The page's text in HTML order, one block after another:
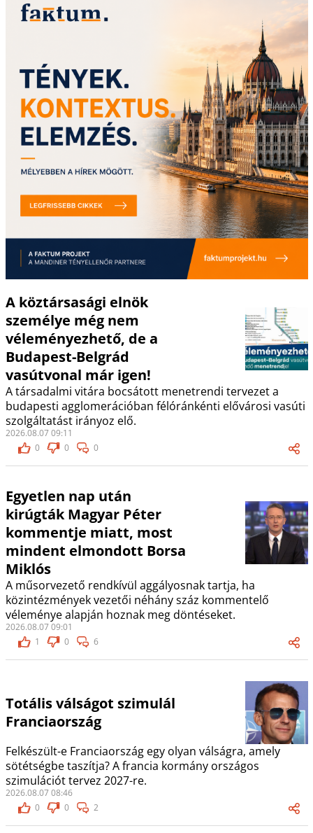
A köztársasági elnök
személye még nem
véleményezhető, de a
Budapest-Belgrád
vasútvonal már igen!
A társadalmi vitára bocsátott menetrendi tervezet a
budapesti agglomerációban félóránkénti elővárosi vasúti
szolgáltatást irányoz elő.
2026.08.07 09:11
0
0 0
Egyetlen nap után
kirúgták Magyar Péter
kommentje miatt, most
mindent elmondott Borsa
Miklós
A műsorvezető rendkívül aggályosnak tartja, ha
közintézmények vezetői néhány száz kommentelő
véleménye alapján hoznak meg döntéseket.
2026.08.07 09:01
1
0 6
Totális válságot szimulál
Franciaország
Felkészült-e Franciaország egy olyan válságra, amely
sötétségbe taszítja? A francia kormány országos
szimulációt tervez 2027-re.
2026.08.07 08:46
0
0 2